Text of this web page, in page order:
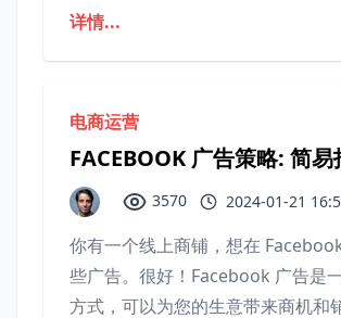
详情...
电商运营
FACEBOOK 广告策略: 简易
3570 2024-01-21
你有一个线上商铺，想在
些广告。很好！Facebook 广告是
方式，可以为您的生意带来商机和